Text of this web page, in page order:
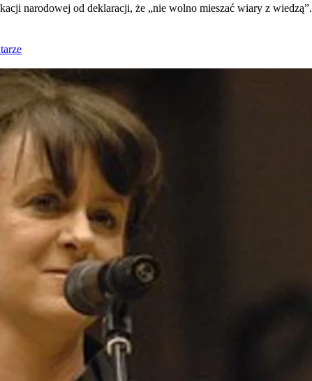
narodowej od deklaracji, że „nie wolno mieszać wiary z wiedzą”.